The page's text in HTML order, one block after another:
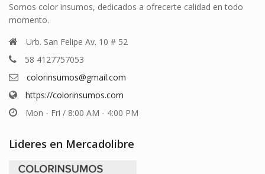
Somos color insumos, dedicados a ofrecerte calidad en todo
momento.
Urb. San Felipe Av. 10 # 52
58 4127757053
colorinsumos@gmail.com
https://colorinsumos.com
Mon - Fri / 8:00 AM - 4:00 PM
Lideres en Mercadolibre